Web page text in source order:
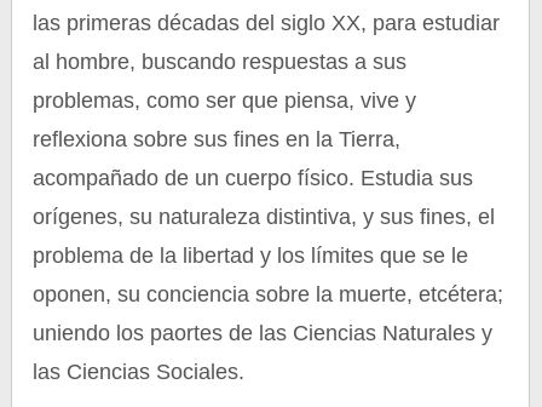
las primeras décadas del siglo XX, para estudiar
al hombre, buscando respuestas a sus
problemas, como ser que piensa, vive y
reflexiona sobre sus fines en la Tierra,
acompañado de un cuerpo físico. Estudia sus
orígenes, su naturaleza distintiva, y sus fines, el
problema de la libertad y los límites que se le
oponen, su conciencia sobre la muerte, etcétera;
uniendo los paortes de las Ciencias Naturales y
las Ciencias Sociales.